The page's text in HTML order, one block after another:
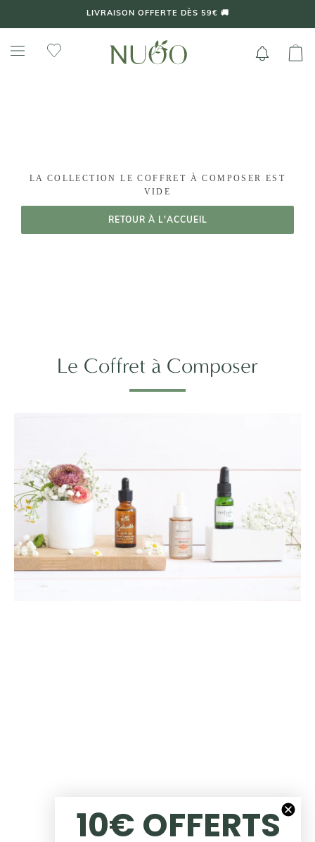
LIVRAISON OFFERTE DÈS 59€ 🚚
Le Coffret à Composer
LA COLLECTION LE COFFRET À COMPOSER EST
VIDE
RETOUR À L'ACCUEIL
10€ OFFERTS